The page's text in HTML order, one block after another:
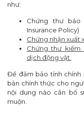
như:
Chứng thư bảo
Insurance Policy)
Chứng nhận xuất
Chứng thư kiểm
dịch động vật.
Để đảm bảo tính chính
bản chính thức cho
nội dung nào cần bổ
muộn.